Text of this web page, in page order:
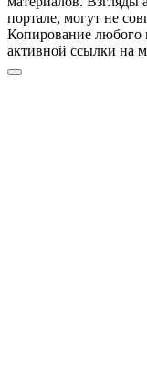
портале, могут не
Копирование любого
активной ссылки на